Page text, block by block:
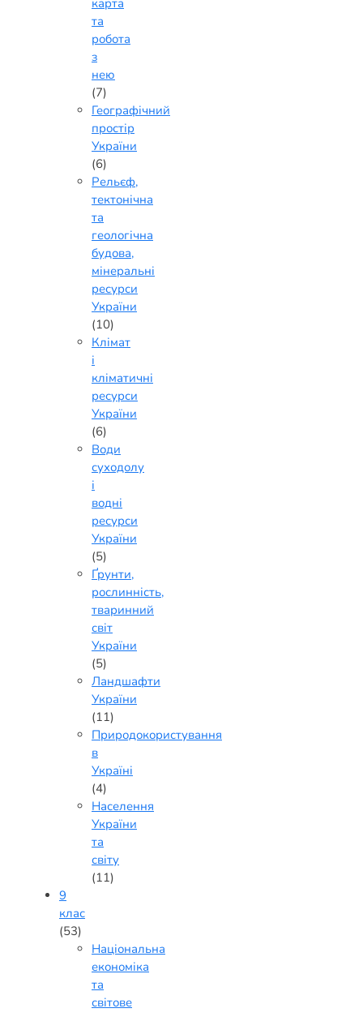
та
робота
з
нею
(7)
Географічний
простір
України
(6)
Рельєф,
тектонічна
та
геологічна
будова,
мінеральні
ресурси
України
(10)
Клімат
і
кліматичні
ресурси
України
(6)
Води
суходолу
і
водні
ресурси
України
(5)
Ґрунти,
рослинність,
тваринний
світ
України
(5)
Ландшафти
України
(11)
Природокористування
в
Україні
(4)
Населення
України
та
світу
(11)
9
клас
(53)
Національна
економіка
та
світове